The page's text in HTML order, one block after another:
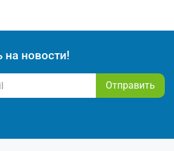
на новости!
Отправить